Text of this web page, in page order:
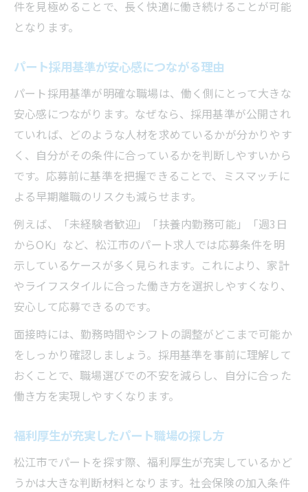
件を見極めることで、長く快適に働き続けることが可能
となります。
パート採用基準が安心感につながる理由
パート採用基準が明確な職場は、働く側にとって大きな
安心感につながります。なぜなら、採用基準が公開され
ていれば、どのような人材を求めているかが分かりやす
く、自分がその条件に合っているかを判断しやすいから
です。応募前に基準を把握できることで、ミスマッチに
よる早期離職のリスクも減らせます。
例えば、「未経験者歓迎」「扶養内勤務可能」「週3日
からOK」など、松江市のパート求人では応募条件を明
示しているケースが多く見られます。これにより、家計
やライフスタイルに合った働き方を選択しやすくなり、
安心して応募できるのです。
面接時には、勤務時間やシフトの調整がどこまで可能か
をしっかり確認しましょう。採用基準を事前に理解して
おくことで、職場選びでの不安を減らし、自分に合った
働き方を実現しやすくなります。
福利厚生が充実したパート職場の探し方
松江市でパートを探す際、福利厚生が充実しているかど
うかは大きな判断材料となります。社会保険の加入条件